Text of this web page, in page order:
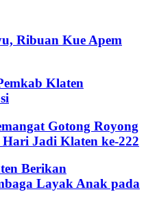
Ribuan Kue Apem
Klaten
Gotong Royong
Jadi Klaten ke-222
Berikan
Layak Anak pada